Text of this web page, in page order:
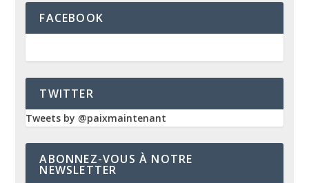
FACEBOOK
TWITTER
Tweets by @paixmaintenant
ABONNEZ-VOUS À NOTRE
NEWSLETTER